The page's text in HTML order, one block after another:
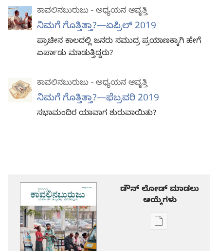
ಕಾವಲಿನಬುರುಜು - ಅಧ್ಯಯನ ಆವೃತ್ತಿ
ನಿಮಗೆ ಗೊತ್ತಿತ್ತಾ?—ಏಪ್ರಿಲ್‌ 2019
ಪ್ರಾಚೀನ ಕಾಲದಲ್ಲಿ ಜನರು ಸಮುದ್ರ ಪ್ರಯಾಣಕ್ಕಾಗಿ ಹೇಗೆ
ಏರ್ಪಾಡು ಮಾಡುತ್ತಿದ್ದರು?
ಕಾವಲಿನಬುರುಜು - ಅಧ್ಯಯನ ಆವೃತ್ತಿ
ನಿಮಗೆ ಗೊತ್ತಿತ್ತಾ?—ಫೆಬ್ರವರಿ 2019
ಸಭಾಮಂದಿರ ಯಾವಾಗ ಶುರುವಾಯಿತು?
ಡೌನ್ ಲೋಡ್ ಮಾಡಲು
ಆಯ್ಕೆಗಳು
ಪ್ರಕಾಶನ